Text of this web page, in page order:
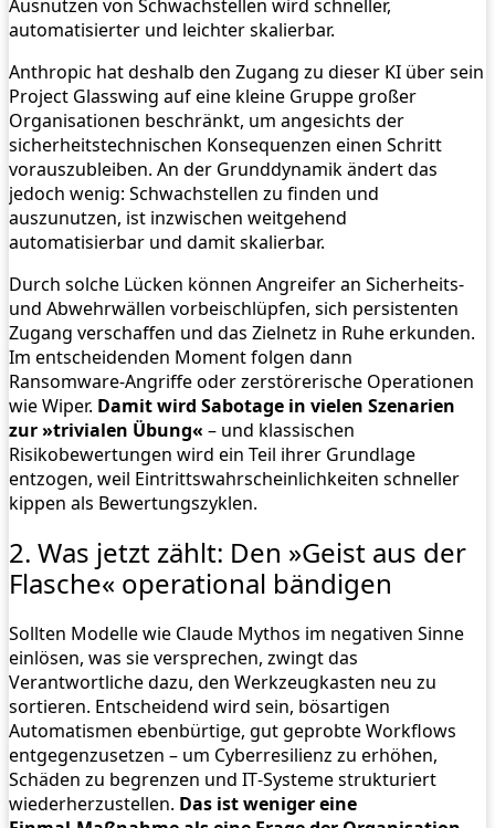
Ausnutzen von Schwachstellen wird schneller,
automatisierter und leichter skalierbar.
Anthropic hat deshalb den Zugang zu dieser KI über sein
Project Glasswing auf eine kleine Gruppe großer
Organisationen beschränkt, um angesichts der
sicherheitstechnischen Konsequenzen einen Schritt
vorauszubleiben. An der Grunddynamik ändert das
jedoch wenig: Schwachstellen zu finden und
auszunutzen, ist inzwischen weitgehend
automatisierbar und damit skalierbar.
Durch solche Lücken können Angreifer an Sicherheits-
und Abwehrwällen vorbeischlüpfen, sich persistenten
Zugang verschaffen und das Zielnetz in Ruhe erkunden.
Im entscheidenden Moment folgen dann
Ransomware‑Angriffe oder zerstörerische Operationen
wie Wiper. Damit wird Sabotage in vielen Szenarien
zur »trivialen Übung« – und klassischen
Risikobewertungen wird ein Teil ihrer Grundlage
entzogen, weil Eintrittswahrscheinlichkeiten schneller
kippen als Bewertungszyklen.
2. Was jetzt zählt: Den »Geist aus der
Flasche« operational bändigen
Sollten Modelle wie Claude Mythos im negativen Sinne
einlösen, was sie versprechen, zwingt das
Verantwortliche dazu, den Werkzeugkasten neu zu
sortieren. Entscheidend wird sein, bösartigen
Automatismen ebenbürtige, gut geprobte Workflows
entgegenzusetzen – um Cyberresilienz zu erhöhen,
Schäden zu begrenzen und IT‑Systeme strukturiert
wiederherzustellen. Das ist weniger eine